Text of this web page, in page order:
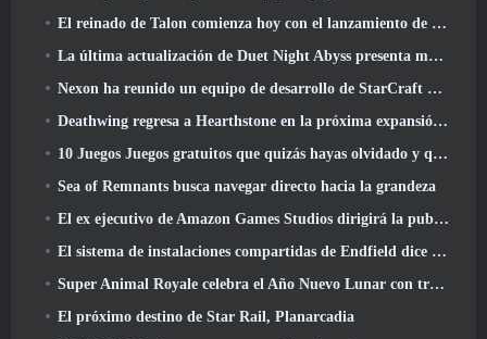
El reinado de Talon comienza hoy con el lanzamiento de la temporada de Overwatch 1: Conquista
La última actualización de Duet Night Abyss presenta monturas
Nexon ha reunido un equipo de desarrollo de StarCraft Shooter según un informe de un medio coreano
Deathwing regresa a Hearthstone en la próxima expansión de Cataclysm
10 Juegos Juegos gratuitos que quizás hayas olvidado y que participan en el PvP Fest de Steam
Sea of ​​Remnants busca navegar directo hacia la grandeza
El ex ejecutivo de Amazon Games Studios dirigirá la publicación occidental de Aion 2
El sistema de instalaciones compartidas de Endfield dice sobre los jugadores
Super Animal Royale celebra el Año Nuevo Lunar con tres semanas de eventos de Super Horse
El próximo destino de Star Rail, Planarcadia